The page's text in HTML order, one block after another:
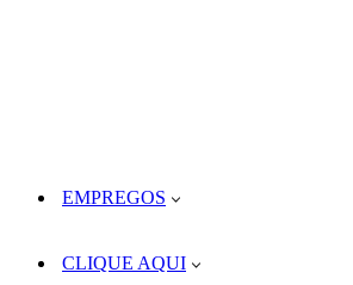
EMPREGOS
CLIQUE AQUI